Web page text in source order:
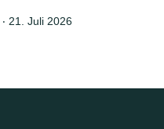
‧ 21. Juli 2026